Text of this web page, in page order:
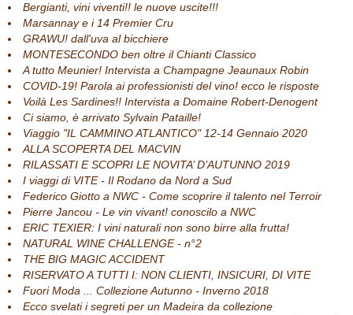
Bergianti, vini viventi!! le nuove uscite!!!
Marsannay e i 14 Premier Cru
GRAWU! dall'uva al bicchiere
MONTESECONDO ben oltre il Chianti Classico
A tutto Meunier! Intervista a Champagne Jeaunaux Robin
COVID-19! Parola ai professionisti del vino! ecco le risposte
Voilà Les Sardines!! Intervista a Domaine Robert-Denogent
Ci siamo, è arrivato Sylvain Pataille!
Viaggio "IL CAMMINO ATLANTICO" 12-14 Gennaio 2020
ALLA SCOPERTA DEL MACVIN
RILASSATI E SCOPRI LE NOVITA’ D’AUTUNNO 2019
I viaggi di VITE - Il Rodano da Nord a Sud
Federico Giotto a NWC - Come scoprire il talento nel Terroir
Pierre Jancou - Le vin vivant! conoscilo a NWC
ERIC TEXIER: I vini naturali non sono birre alla frutta!
NATURAL WINE CHALLENGE - n°2
THE BIG MAGIC ACCIDENT
RISERVATO A TUTTI I: NON CLIENTI, INSICURI, DI VITE
Fuori Moda ... Collezione Autunno - Inverno 2018
Ecco svelati i segreti per un Madeira da collezione